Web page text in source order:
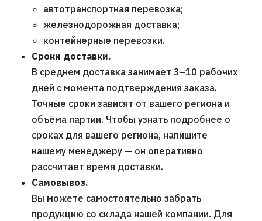
автотранспортная перевозка;
железнодорожная доставка;
контейнерные перевозки.
Сроки доставки.
В среднем доставка занимает 3–10 рабочих
дней с момента подтверждения заказа.
Точные сроки зависят от вашего региона и
объёма партии. Чтобы узнать подробнее о
сроках для вашего региона, напишите
нашему менеджеру — он оперативно
рассчитает время доставки.
Самовывоз.
Вы можете самостоятельно забрать
продукцию со склада нашей компании. Для